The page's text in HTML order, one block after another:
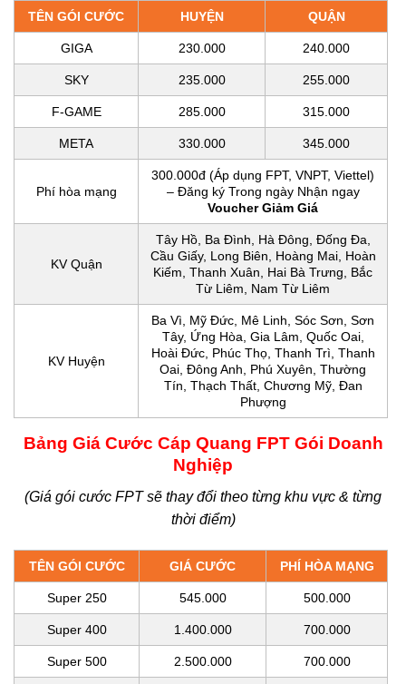
TÊN GÓI CƯỚC HUYỆN QUẬN
GIGA 230.000 240.000
SKY 235.000 255.000
F-GAME 285.000 315.000
META 330.000 345.000
Phí hòa mạng
300.000đ (Áp dụng FPT, VNPT, Viettel)
– Đăng ký Trong ngày Nhận ngay
Voucher Giảm Giá
KV Quận
Tây Hồ, Ba Đình, Hà Đông, Đống Đa,
Cầu Giấy, Long Biên, Hoàng Mai, Hoàn
Kiếm, Thanh Xuân, Hai Bà Trưng, Bắc
Từ Liêm, Nam Từ Liêm
KV Huyện
Ba Vì, Mỹ Đức, Mê Linh, Sóc Sơn, Sơn
Tây, Ứng Hòa, Gia Lâm, Quốc Oai,
Hoài Đức, Phúc Thọ, Thanh Trì, Thanh
Oai, Đông Anh, Phú Xuyên, Thường
Tín, Thạch Thất, Chương Mỹ, Đan
Phượng
Bảng Giá Cước Cáp Quang FPT Gói Doanh
Nghiệp
(Giá gói cước FPT sẽ thay đổi theo từng khu vực & từng
thời điểm)
TÊN GÓI CƯỚC GIÁ CƯỚC PHÍ HÒA MẠNG
Super 250 545.000 500.000
Super 400 1.400.000 700.000
Super 500 2.500.000 700.000